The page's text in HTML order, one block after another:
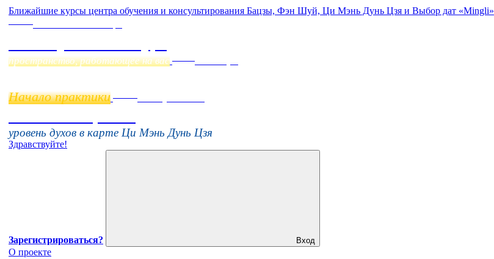
Ближайшие курсы центра обучения и консультирования Бацзы, Фэн Шуй, Ци Мэнь Дунь Цзя и Выбор дат «Mingli»
пространство, работающее на вас
Начало практики
уровень духов в карте Ци Мэнь Дунь Цзя
Здравствуйте!
Зарегистрироваться? Вход
О проекте